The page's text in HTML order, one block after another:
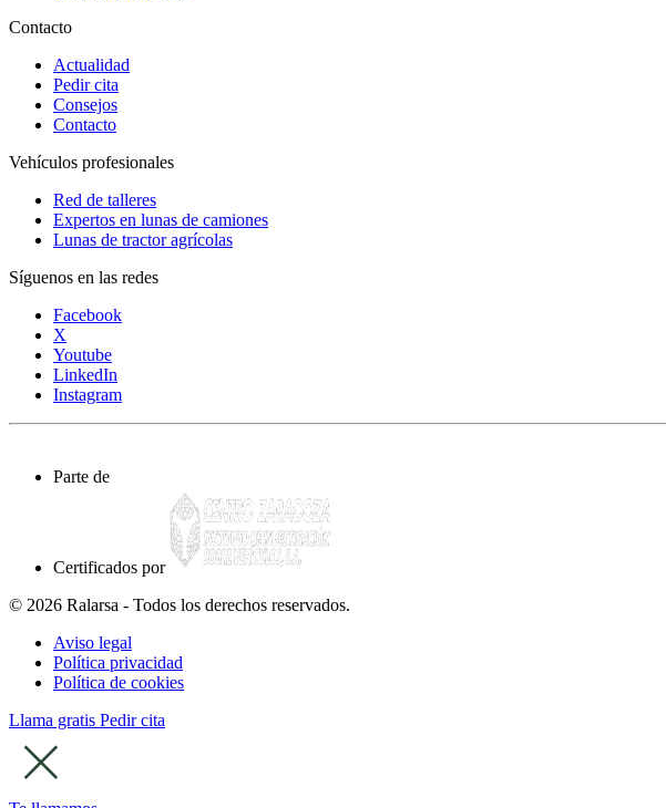
Contacto
Actualidad
Pedir cita
Consejos
Contacto
Vehículos profesionales
Red de talleres
Expertos en lunas de camiones
Lunas de tractor agrícolas
Síguenos en las redes
Facebook
X
Youtube
LinkedIn
Instagram
Parte de
Certificados por
© 2026 Ralarsa - Todos los derechos reservados.
Aviso legal
Política privacidad
Política de cookies
Llama gratis Pedir cita